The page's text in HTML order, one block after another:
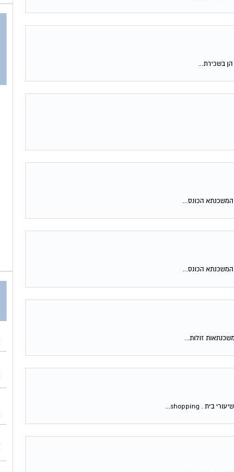
הן בשכירת...
המשכנתא הכונס...
המשכנתא הכונס...